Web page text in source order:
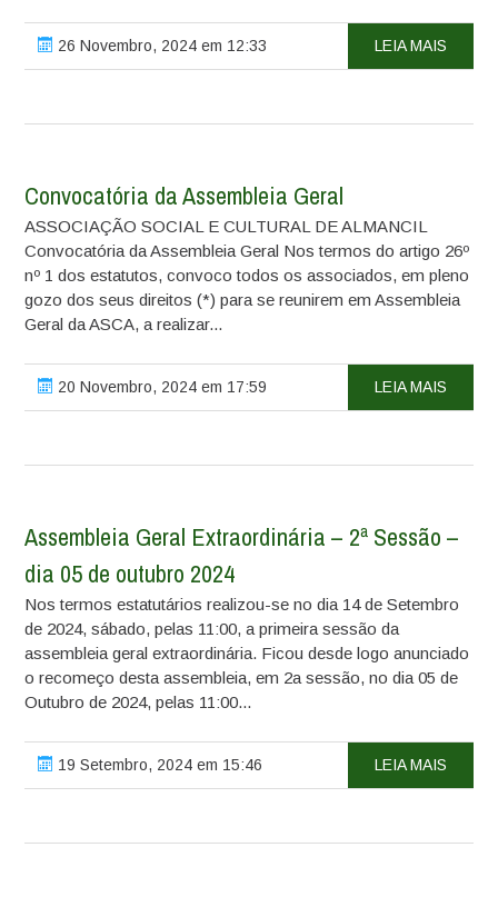
26 Novembro, 2024 em 12:33 LEIA MAIS
Convocatória da Assembleia Geral
ASSOCIAÇÃO SOCIAL E CULTURAL DE ALMANCIL
Convocatória da Assembleia Geral Nos termos do artigo 26º
nº 1 dos estatutos, convoco todos os associados, em pleno
gozo dos seus direitos (*) para se reunirem em Assembleia
Geral da ASCA, a realizar...
20 Novembro, 2024 em 17:59 LEIA MAIS
Assembleia Geral Extraordinária – 2ª Sessão –
dia 05 de outubro 2024
Nos termos estatutários realizou-se no dia 14 de Setembro
de 2024, sábado, pelas 11:00, a primeira sessão da
assembleia geral extraordinária. Ficou desde logo anunciado
o recomeço desta assembleia, em 2a sessão, no dia 05 de
Outubro de 2024, pelas 11:00...
19 Setembro, 2024 em 15:46 LEIA MAIS